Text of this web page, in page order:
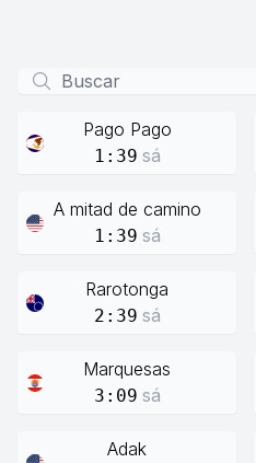
Pago Pago
1:39 sá
A mitad de camino
1:39 sá
Rarotonga
2:39 sá
Marquesas
3:09 sá
Adak